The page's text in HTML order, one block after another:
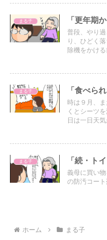
まる子 「更年期
普段、やり
り、ひどく
除機をかけ
用意と片付
まる子 「食べら
時は９月、
くとシーツ
日は一日天
まる子 「続・ト
義母に買い
の防汚コート
ホーム まる子